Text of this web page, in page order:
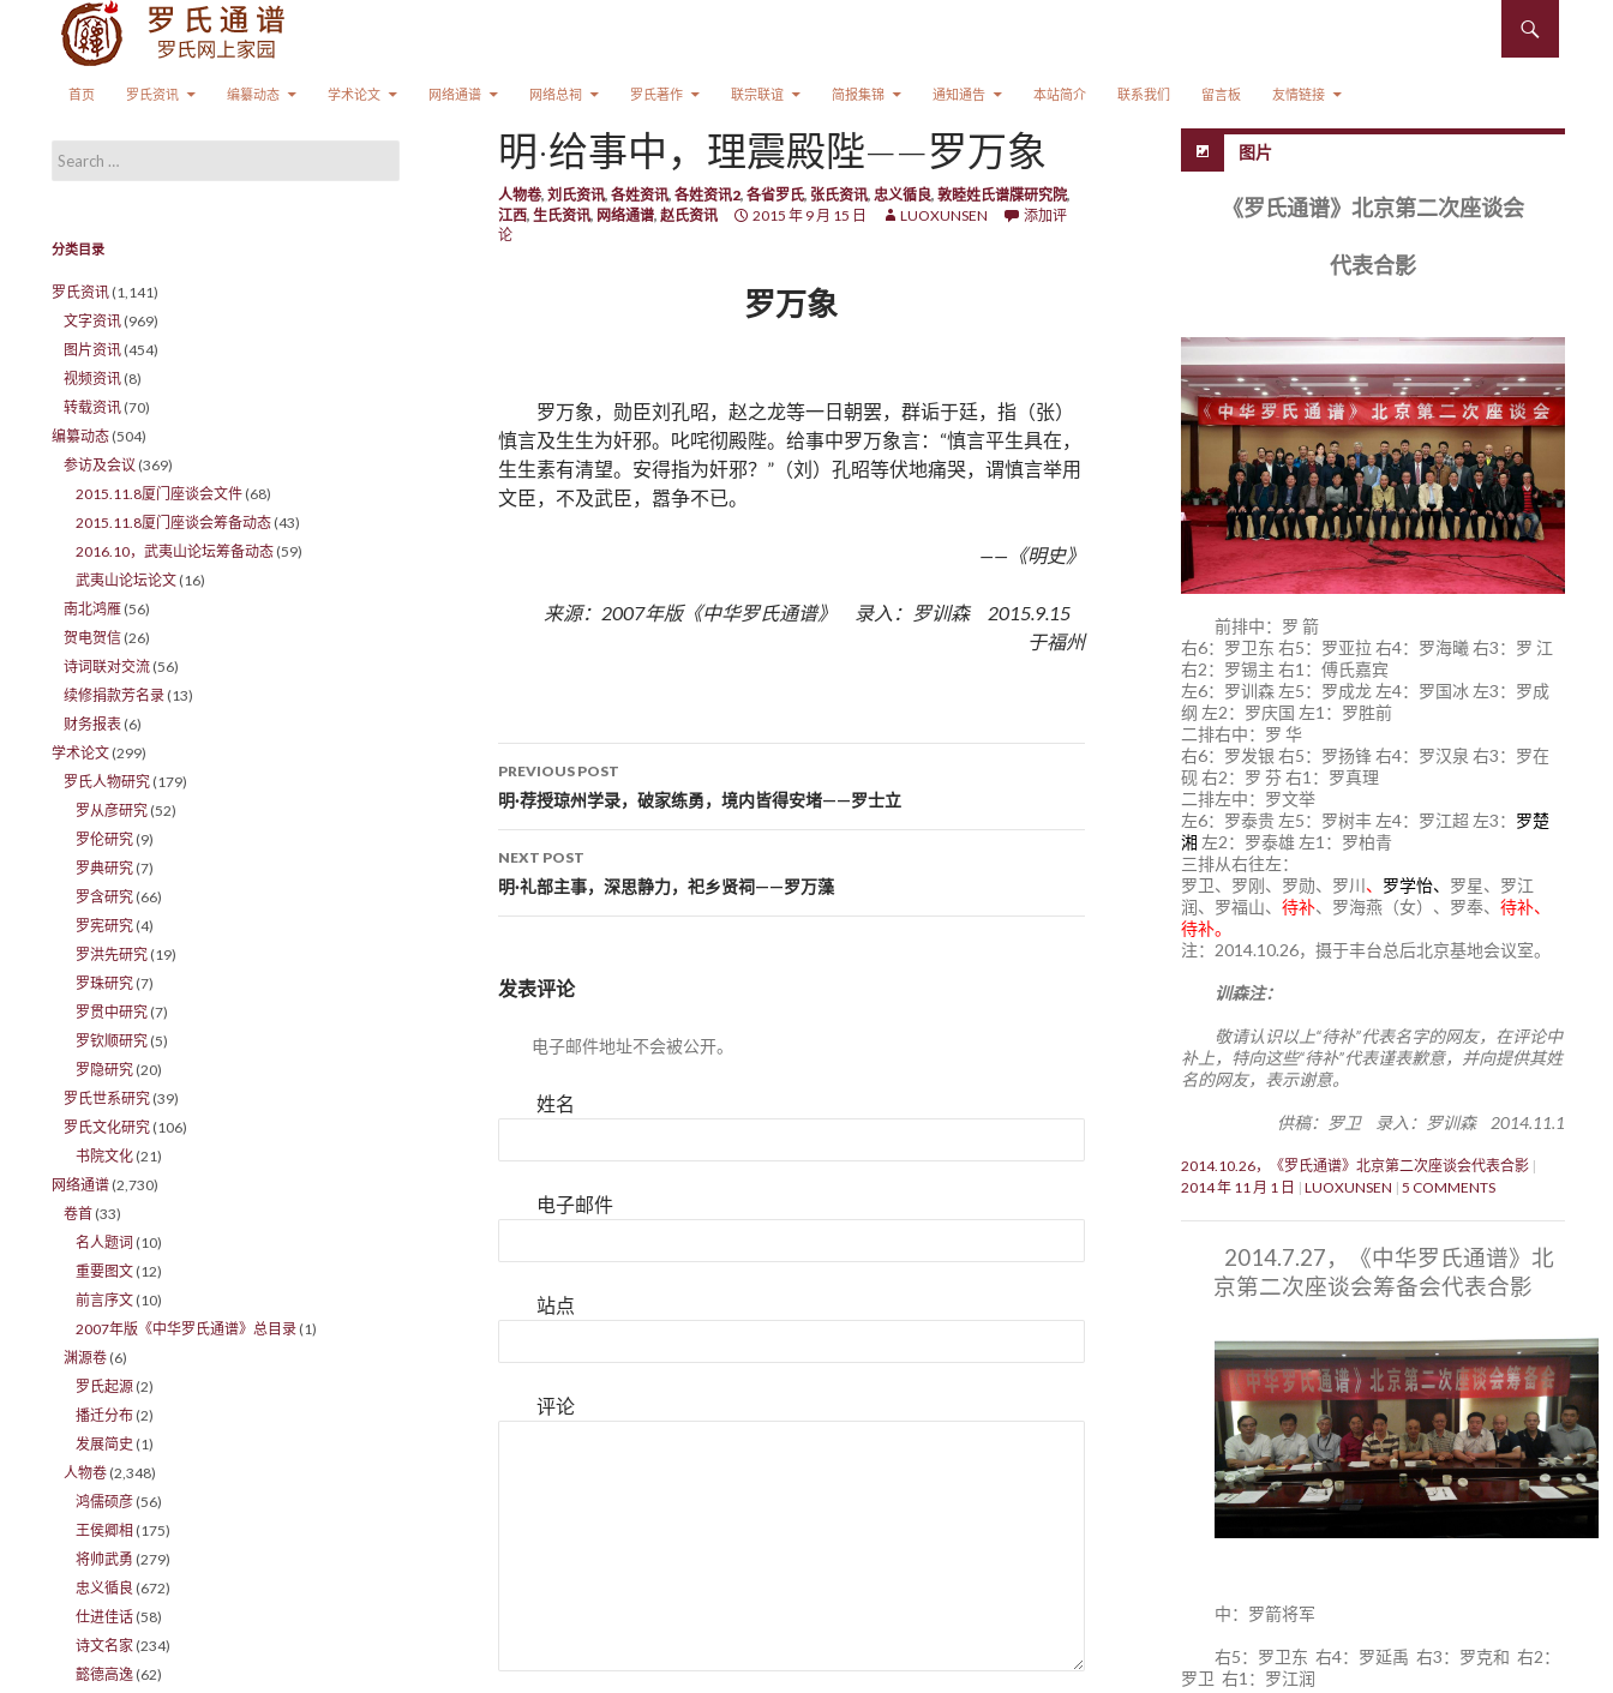
首页
罗氏资讯 编纂动态 学术论文 网络通谱 网络总祠 罗氏著作 联宗联谊 简报集锦 通知通告 本站简介 联系我们 留言板 友情链接
明·给事中，理震殿陛——罗万象
人物卷, 刘氏资讯, 各姓资讯, 各姓资讯2, 各省罗氏, 张氏资讯, 忠义循良, 敦睦姓氏谱牒研究院,
江西, 生氏资讯, 网络通谱, 赵氏资讯 2015 年 9 月 15 日 LUOXUNSEN
添加评
论
罗万象
罗万象，勋臣刘孔昭，赵之龙等一日朝罢，群诟于廷，指（张）
慎言及生生为奸邪。叱咤彻殿陛。给事中罗万象言：“慎言平生具在，
生生素有清望。安得指为奸邪？”（刘）孔昭等伏地痛哭，谓慎言举用
文臣，不及武臣，嚣争不已。
——《明史》
来源：2007年版《中华罗氏通谱》 录入：罗训森 2015.9.15
于福州
Post navigation
PREVIOUS POST
明·荐授琼州学录，破家练勇，境内皆得安堵——罗士立
NEXT POST
明·礼部主事，深思静力，祀乡贤祠——罗万藻
发表评论
电子邮件地址不会被公开。
姓名
电子邮件
站点
评论
图片
《罗氏通谱》北京第二次座谈会
代表合影
前排中：罗 箭
右6：罗卫东 右5：罗亚拉 右4：罗海曦 右3：罗 江
右2：罗锡主 右1：傅氏嘉宾
左6：罗训森 左5：罗成龙 左4：罗国冰 左3：罗成
纲 左2：罗庆国 左1：罗胜前
二排右中：罗 华
右6：罗发银 右5：罗扬锋 右4：罗汉泉 右3：罗在
砚 右2：罗 芬 右1：罗真理
二排左中：罗文举
左6：罗泰贵 左5：罗树丰 左4：罗江超 左3： 罗楚
湘 左2：罗泰雄 左1：罗柏青
三排从右往左：
罗卫、罗刚、罗勋、罗川、 罗学怡、 罗星、罗江
润、罗福山、 待补、罗海燕（女）、罗奉、 待补、
待补。
注：2014.10.26，摄于丰台总后北京基地会议室。
训森注：
敬请认识以上“待补”代表名字的网友，在评论中
补上，特向这些“待补”代表谨表歉意，并向提供其姓
名的网友，表示谢意。
供稿：罗卫 录入：罗训森 2014.11.1
2014.10.26，《罗氏通谱》北京第二次座谈会代表合影
2014 年 11 月 1 日
LUOXUNSEN 5 COMMENTS
2014.7.27，《中华罗氏通谱》北
京第二次座谈会筹备会代表合影
中：罗箭将军
右5：罗卫东 右4：罗延禹 右3：罗克和 右2：
罗卫 右1：罗江润
Search for:
分类目录
罗氏资讯 (1,141)
文字资讯 (969)
图片资讯 (454)
视频资讯 (8)
转载资讯 (70)
编纂动态 (504)
参访及会议 (369)
2015.11.8厦门座谈会文件 (68)
2015.11.8厦门座谈会筹备动态 (43)
2016.10，武夷山论坛筹备动态 (59)
武夷山论坛论文 (16)
南北鸿雁 (56)
贺电贺信 (26)
诗词联对交流 (56)
续修捐款芳名录 (13)
财务报表 (6)
学术论文 (299)
罗氏人物研究 (179)
罗从彦研究 (52)
罗伦研究 (9)
罗典研究 (7)
罗含研究 (66)
罗宪研究 (4)
罗洪先研究 (19)
罗珠研究 (7)
罗贯中研究 (7)
罗钦顺研究 (5)
罗隐研究 (20)
罗氏世系研究 (39)
罗氏文化研究 (106)
书院文化 (21)
网络通谱 (2,730)
卷首 (33)
名人题词 (10)
重要图文 (12)
前言序文 (10)
2007年版《中华罗氏通谱》总目录 (1)
渊源卷 (6)
罗氏起源 (2)
播迁分布 (2)
发展简史 (1)
人物卷 (2,348)
鸿儒硕彦 (56)
王侯卿相 (175)
将帅武勇 (279)
忠义循良 (672)
仕进佳话 (58)
诗文名家 (234)
懿德高逸 (62)